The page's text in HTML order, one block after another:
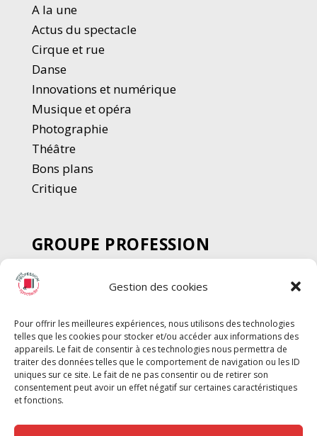
Gestion des cookies
Pour offrir les meilleures expériences, nous utilisons des technologies
telles que les cookies pour stocker et/ou accéder aux informations des
appareils. Le fait de consentir à ces technologies nous permettra de
traiter des données telles que le comportement de navigation ou les ID
uniques sur ce site. Le fait de ne pas consentir ou de retirer son
consentement peut avoir un effet négatif sur certaines caractéristiques
et fonctions.
A la une
Actus du spectacle
Cirque et rue
Danse
Innovations et numérique
Musique et opéra
Photographie
Théâtre
Bons plans
Critique
GROUPE PROFESSION
SPECTACLE
Chèque Intermittents
Chèque Compta
Chèque Emploi Spectacle
G-Pods
Profession Audio-visuel